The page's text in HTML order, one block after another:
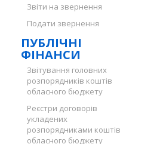
Звіти на звернення
Подати звернення
ПУБЛІЧНІ
ФІНАНСИ
Звітування головних
розпорядників коштів
обласного бюджету
Реєстри договорів
укладених
розпорядниками коштів
обласного бюджету